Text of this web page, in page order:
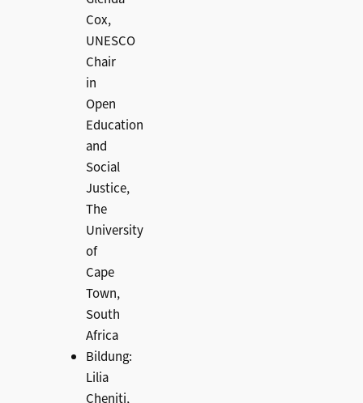
Cox,
UNESCO
Chair
in
Open
Education
and
Social
Justice,
The
University
of
Cape
Town,
South
Africa
Bildung:
Lilia
Cheniti,